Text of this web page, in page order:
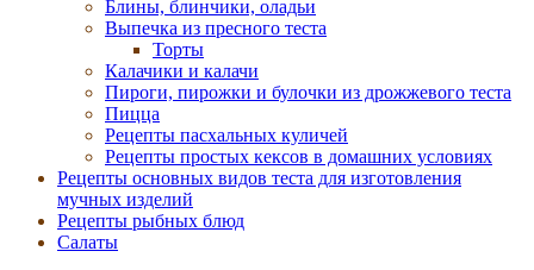
Блины, блинчики, оладьи
Выпечка из пресного теста
Торты
Калачики и калачи
Пироги, пирожки и булочки из дрожжевого теста
Пицца
Рецепты пасхальных куличей
Рецепты простых кексов в домашних условиях
Рецепты основных видов теста для изготовления
мучных изделий
Рецепты рыбных блюд
Салаты